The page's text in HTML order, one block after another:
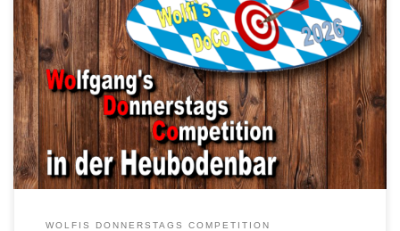
Nach dem Turnier wird hier die erspielte Reihenfolge veröffentlicht.
Name 1 Jonas […]
WOLFIS DONNERSTAGS COMPETITION